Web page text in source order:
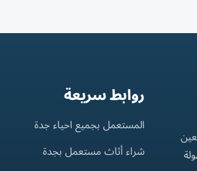
روابط سريعة
المستعمل بجميع احياء جدة
شراء أثاث مستعمل بجدة